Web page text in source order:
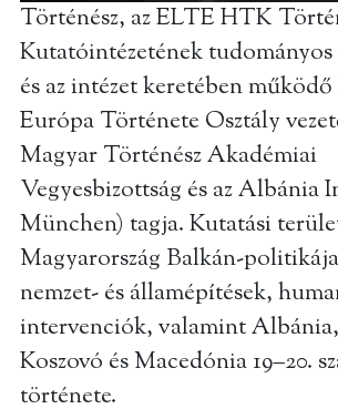
Történész, az ELTE HTK
Kutatóintézetének
és az intézet keretében
Európa Története Osztály
Magyar Történész Akadémiai
Vegyesbizottság és az Albánia
München) tagja. Kutatási
Magyarország Balkán-
nemzet- és államépítések,
intervenciók, valamint
Koszovó és Macedónia 19–20.
története.